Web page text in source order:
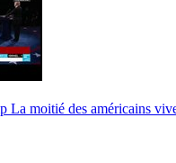
La moitié des américains